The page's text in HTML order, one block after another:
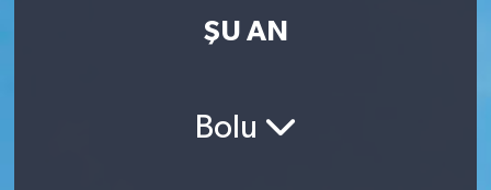
ŞU AN
Bolu
Son Dakika Haberleri